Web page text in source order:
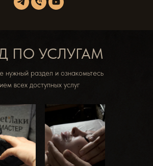
ПО УСЛУГАМ
нужный раздел и ознакомьтесь
всех доступных услуг